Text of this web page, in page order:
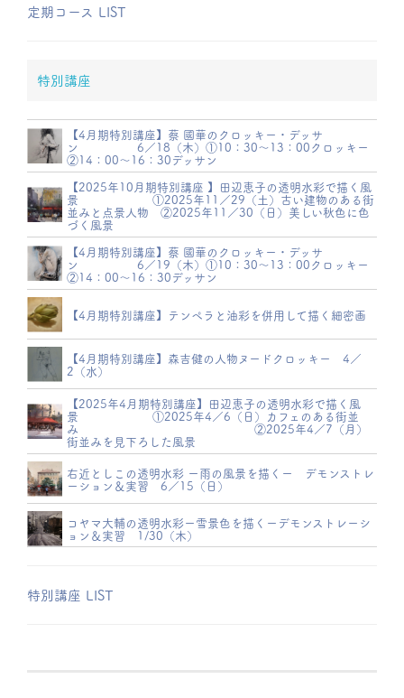
定期コース LIST
特別講座
【4月期特別講座】蔡 國華のクロッキー・デッサ
ン 6／18（木）①10：30～13：00クロッキー
②14：00～16：30デッサン
【2025年10月期特別講座 】田辺恵子の透明水彩で描く風
景 ①2025年11／29（土）古い建物のある街
並みと点景人物 ②2025年11／30（日）美しい秋色に色
づく風景
【4月期特別講座】蔡 國華のクロッキー・デッサ
ン 6／19（木）①10：30～13：00クロッキー
②14：00～16：30デッサン
【4月期特別講座】テンペラと油彩を併用して描く細密画
【4月期特別講座】森吉健の人物ヌードクロッキー 4／
2（水）
【2025年4月期特別講座】田辺恵子の透明水彩で描く風
景 ①2025年4／6（日）カフェのある街並
み ②2025年4／7（月）
街並みを見下ろした風景
右近としこの透明水彩 ー雨の風景を描くー デモンストレ
ーション＆実習 6／15（日）
コヤマ大輔の透明水彩ー雪景色を描くーデモンストレーシ
ョン＆実習 1/30（木）
特別講座 LIST